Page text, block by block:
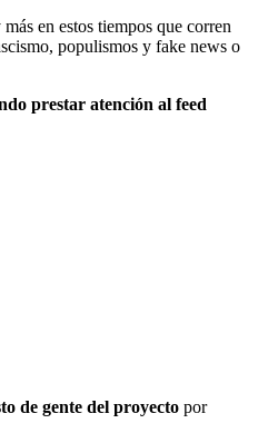
en estos tiempos que corren
populismos y fake news o
prestar atención al feed
de gente del proyecto por